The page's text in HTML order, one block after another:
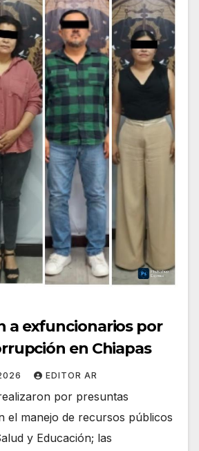
a exfuncionarios por
en Chiapas
EDITOR AR
por presuntas
el manejo de recursos públicos
y Educación; las